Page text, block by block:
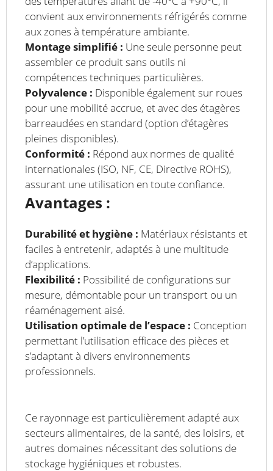
convient aux environnements réfrigérés comme
aux zones à température ambiante.
Montage simplifié : Une seule personne peut
assembler ce produit sans outils ni
compétences techniques particulières.
Polyvalence : Disponible également sur roues
pour une mobilité accrue, et avec des étagères
barreaudées en standard (option d’étagères
pleines disponibles).
Conformité : Répond aux normes de qualité
internationales (ISO, NF, CE, Directive ROHS),
assurant une utilisation en toute confiance.
Avantages :
Durabilité et hygiène : Matériaux résistants et
faciles à entretenir, adaptés à une multitude
d’applications.
Flexibilité : Possibilité de configurations sur
mesure, démontable pour un transport ou un
réaménagement aisé.
Utilisation optimale de l’espace : Conception
permettant l’utilisation efficace des pièces et
s’adaptant à divers environnements
professionnels.
Ce rayonnage est particulièrement adapté aux
secteurs alimentaires, de la santé, des loisirs, et
autres domaines nécessitant des solutions de
stockage hygiéniques et robustes.